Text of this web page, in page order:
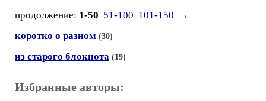
продолжение: 1-50 51-100 101-150
→
коротко о разном (30)
из старого блокнота (19)
Избранные авторы: